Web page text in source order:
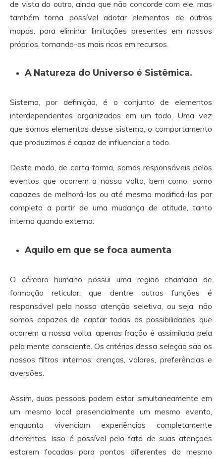
de vista do outro, ainda que não concorde com ele, mas
também torna possível adotar elementos de outros
mapas, para eliminar limitações presentes em nossos
próprios, tornando-os mais ricos em recursos.
A Natureza do Universo é Sistêmica.
Sistema, por definição, é o conjunto de elementos
interdependentes organizados em um todo. Uma vez
que somos elementos desse sistema, o comportamento
que produzimos é capaz de influenciar o todo.
Deste modo, de certa forma, somos responsáveis pelos
eventos que ocorrem a nossa volta, bem como, somo
capazes de melhorá-los ou até mesmo modificá-los por
completo a partir de uma mudança de atitude, tanto
interna quando externa.
Aquilo em que se foca aumenta
O cérebro humano possui uma região chamada de
formação reticular, que dentre outras funções é
responsável pela nossa atenção seletiva, ou seja, não
somos capazes de captar todas as possibilidades que
ocorrem a nossa volta, apenas fração é assimilada pela
pela mente consciente. Os critérios dessa seleção são os
nossos filtros internos: crenças, valores, preferências e
aversões.
Assim, duas pessoas podem estar simultaneamente em
um mesmo local presencialmente um mesmo evento,
enquanto vivenciam experiências completamente
diferentes. Isso é possível pelo fato de suas atenções
estarem focadas para pontos diferentes do mesmo